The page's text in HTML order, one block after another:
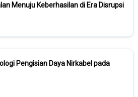
Menuju Keberhasilan di Era Disrupsi
Pengisian Daya Nirkabel pada